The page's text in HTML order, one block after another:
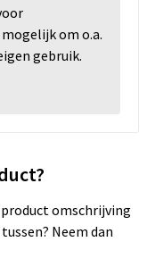
om o.a.
gebruik.
omschrijving
Neem dan